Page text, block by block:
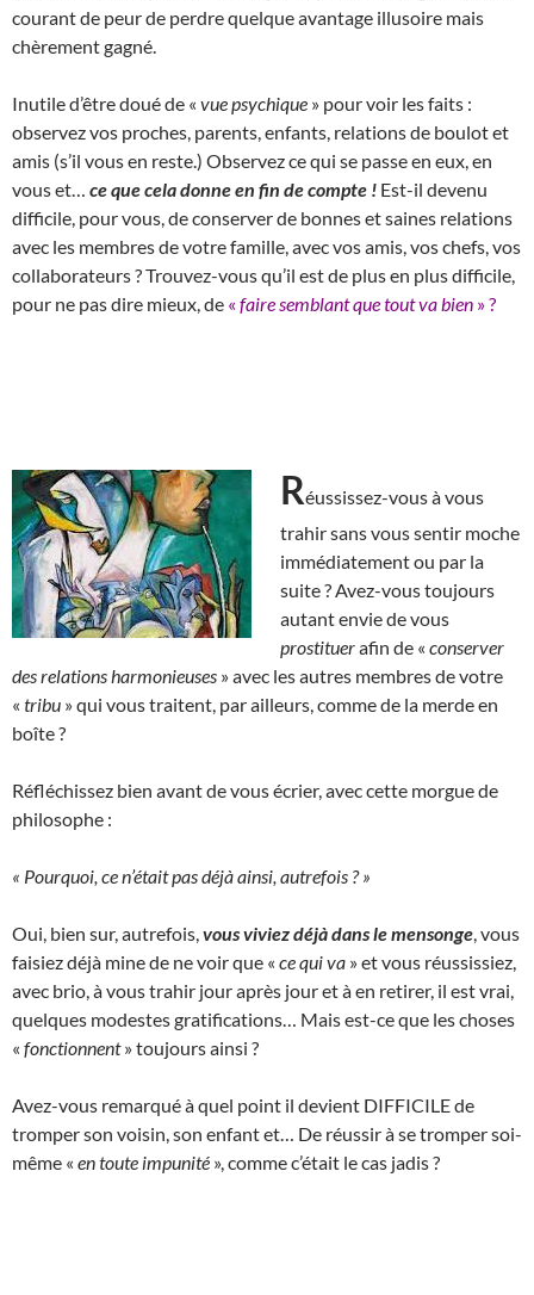
courant de peur de perdre quelque avantage illusoire mais
chèrement gagné.
Inutile d’être doué de « vue psychique » pour voir les faits :
observez vos proches, parents, enfants, relations de boulot et
amis (s’il vous en reste.) Observez ce qui se passe en eux, en
vous et… ce que cela donne en fin de compte ! Est-il devenu
difficile, pour vous, de conserver de bonnes et saines relations
avec les membres de votre famille, avec vos amis, vos chefs, vos
collaborateurs ? Trouvez-vous qu’il est de plus en plus difficile,
pour ne pas dire mieux, de « faire semblant que tout va bien » ?
Réussissez-vous à vous
trahir sans vous sentir moche
immédiatement ou par la
suite ? Avez-vous toujours
autant envie de vous
prostituerafin de « conserver
des relations harmonieuses » avec les autres membres de votre
« tribu » qui vous traitent, par ailleurs, comme de la merde en
boîte ?
Réfléchissez bien avant de vous écrier, avec cette morgue de
philosophe :
« Pourquoi, ce n’était pas déjà ainsi, autrefois ? »
Oui, bien sur, autrefois, vous viviez déjà dans le mensonge , vous
faisiez déjà mine de ne voir que « ce qui va » et vous réussissiez,
avec brio, à vous trahir jour après jour et à en retirer, il est vrai,
quelques modestes gratifications… Mais est-ce que les choses
« fonctionnent» toujours ainsi ?
Avez-vous remarqué à quel point il devient DIFFICILE de
tromper son voisin, son enfant et… De réussir à se tromper soi-
même « en toute impunité », comme c’était le cas jadis ?